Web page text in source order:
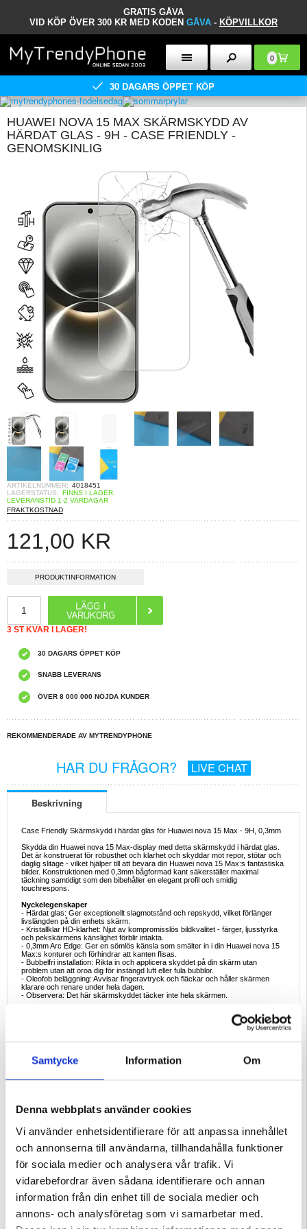
Samtycke Information Om
Denna webbplats använder cookies
Vi använder enhetsidentifierare för att anpassa innehållet
och annonserna till användarna, tillhandahålla funktioner
för sociala medier och analysera vår trafik. Vi
vidarebefordrar även sådana identifierare och annan
information från din enhet till de sociala medier och
annons- och analysföretag som vi samarbetar med.
GRATIS GÅVA
VID KÖP ÖVER 300 KR MED KODEN GÅVA - KÖPVILLKOR
0
30 DAGARS ÖPPET KÖP
HUAWEI NOVA 15 MAX SKÄRMSKYDD AV
HÄRDAT GLAS - 9H - CASE FRIENDLY -
GENOMSKINLIG
ARTIKELNUMMER: 4018451
LAGERSTATUS: FINNS I LAGER.
LEVERANSTID 1-2 VARDAGAR
FRAKTKOSTNAD
121,00 KR
PRODUKTINFORMATION
3 ST KVAR I LAGER!
30 DAGARS ÖPPET KÖP
SNABB LEVERANS
ÖVER 8 000 000 NÖJDA KUNDER
REKOMMENDERADE AV MYTRENDYPHONE
HAR DU FRÅGOR? LIVE CHAT
Beskrivning
Case Friendly Skärmskydd i härdat glas för Huawei nova 15 Max - 9H, 0,3mm
Skydda din Huawei nova 15 Max-display med detta skärmskydd i härdat glas.
Det är konstruerat för robusthet och klarhet och skyddar mot repor, stötar och
daglig slitage - vilket hjälper till att bevara din Huawei nova 15 Max:s fantastiska
bilder. Konstruktionen med 0,3mm bågformad kant säkerställer maximal
täckning samtidigt som den bibehåller en elegant profil och smidig
touchrespons.
Nyckelegenskaper
- Härdat glas: Ger exceptionellt slagmotstånd och repskydd, vilket förlänger
livslängden på din enhets skärm.
- Kristallklar HD-klarhet: Njut av kompromisslös bildkvalitet - färger, ljusstyrka
och pekskärmens känslighet förblir intakta.
- 0,3mm Arc Edge: Ger en sömlös känsla som smälter in i din Huawei nova 15
Max:s konturer och förhindrar att kanten flisas.
- Bubbelfri installation: Rikta in och applicera skyddet på din skärm utan
problem utan att oroa dig för instängd luft eller fula bubblor.
- Oleofob beläggning: Avvisar fingeravtryck och fläckar och håller skärmen
klarare och renare under hela dagen.
- Observera: Det här skärmskyddet täcker inte hela skärmen.
- Dagligt skydd: Förhindra att nyckelrepor, skräp från fickan eller oavsiktliga
gymmet eller reser på äventyr.
återförsäljningsvärdet eller förlänga din telefons ursprungliga utseende.
användarupplevelse. Tillverkat av högkvalitativt härdat glas, erbjuder det
Om du värdesätter en skarp skärm och ett robust skydd är detta skydd ett
viktigt tillbehör - det hjälper dig att bevara utseendet och funktionaliteten på din
enhet under lång tid.
Intressanta fakta om skydd av härdat glas
Härdade glasskydd genomgår en speciell värmebehandlingsprocess som
avsevärt ökar deras draghållfasthet - vilket gör att de bättre kan absorbera
stötar från droppar och stötar. Många moderna skärmskydd innehåller också
avancerade beläggningar för att minska bländning och fingeravtryck, vilket
återspeglar kontinuerlig innovation som syftar till att leverera en mer sömlös
och hållbar mobilupplevelse.
Kompatibilitet:
Huawei nova 15 Max